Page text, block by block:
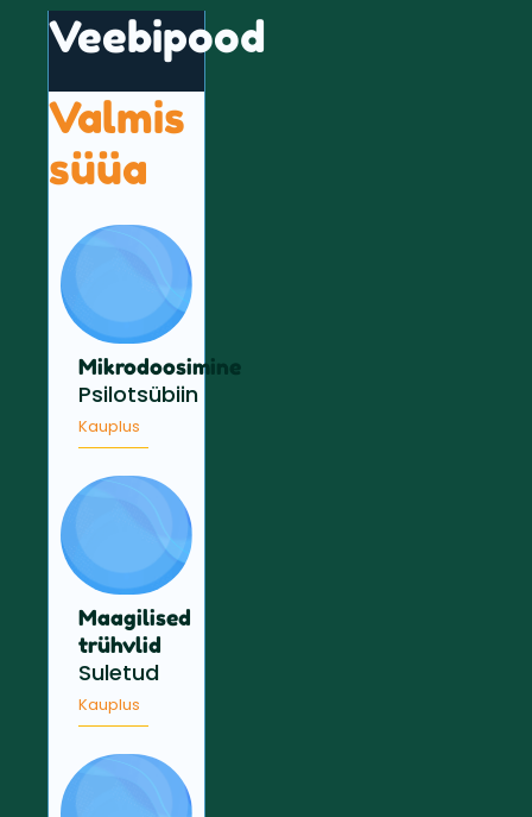
Veebipood
Valmis
süüa
Mikrodoosimine
Psilotsübiin
Kauplus
Maagilised
trühvlid
Suletud
Kauplus